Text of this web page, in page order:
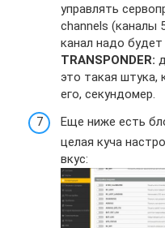
управлять
channels (каналы
канал надо будет
TRANSPONDER:
это такая штука,
его, секундомер.
Еще ниже есть
целая куча
вкус: